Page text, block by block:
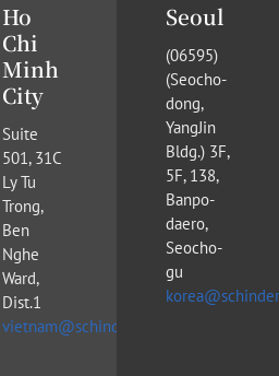
Ho
Chi
Minh
City
Suite
501, 31C
Ly Tu
Trong,
Ben
Nghe
Ward,
Dist.1
vietnam@schinderlawfirm.com
Seoul
(​06595)
(Seocho-
dong,
YangJin
Bldg.) 3F,
5F, 138,
Banpo-
daero,
Seocho-
gu